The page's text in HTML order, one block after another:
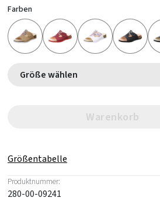
Farben
Größe wählen
Warenkorb
Größentabelle
Produktnummer:
280-00-09241